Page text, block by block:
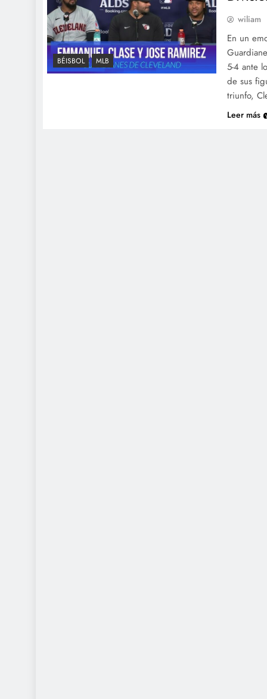
BÉISBOL MLB
wiliam
En un
5-4 ante
de sus
triunfo,
Leer más